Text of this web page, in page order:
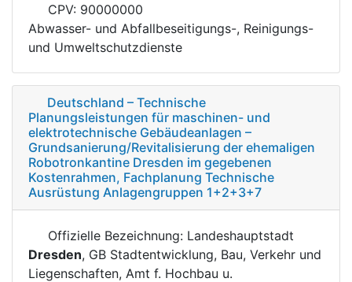
CPV: 90000000
Abwasser- und Abfallbeseitigungs-, Reinigungs-
und Umweltschutzdienste
Deutschland – Technische
Planungsleistungen für maschinen- und
elektrotechnische Gebäudeanlagen –
Grundsanierung/Revitalisierung der ehemaligen
Robotronkantine Dresden im gegebenen
Kostenrahmen, Fachplanung Technische
Ausrüstung Anlagengruppen 1+2+3+7
Offizielle Bezeichnung: Landeshauptstadt
Dresden, GB Stadtentwicklung, Bau, Verkehr und
Liegenschaften, Amt f. Hochbau u.